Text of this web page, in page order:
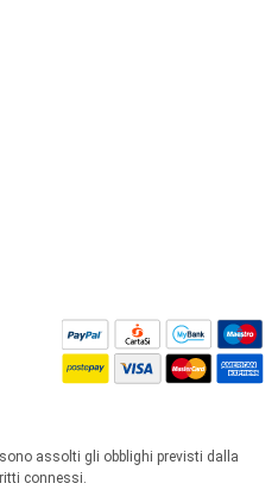
assolti gli obblighi previsti dalla
connessi.